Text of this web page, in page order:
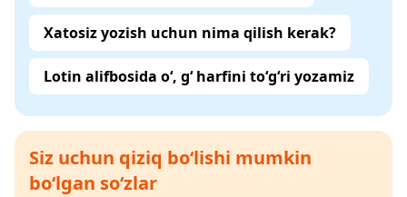
Xatosiz yozish uchun nima qilish kerak?
Lotin alifbosida o‘, g‘ harfini to‘g‘ri yozamiz
Siz uchun qiziq bo‘lishi mumkin
bo‘lgan so‘zlar